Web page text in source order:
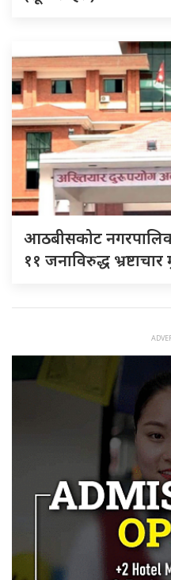
आठबीसकोट
११ जनाविरुद्ध भ्रष्टाचार